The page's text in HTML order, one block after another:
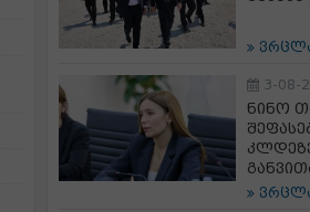
3-08-
ნინო